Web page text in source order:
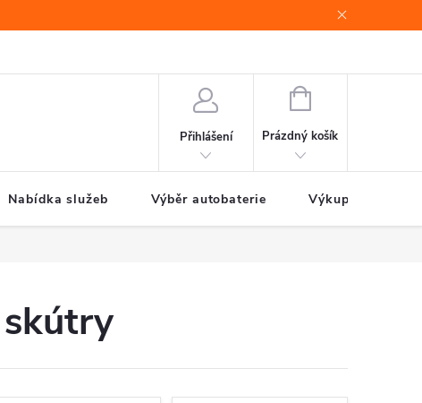
Přihlášení
NÁKUPNÍ
Prázdný košík
Nabídka služeb Výběr autobaterie Výkup